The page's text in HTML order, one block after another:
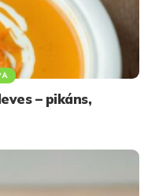
– pikáns,